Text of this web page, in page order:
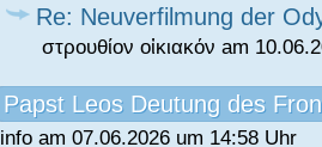
Re: Neuverfilmung der
στρουθίον οἰκιακόν am
Papst Leos Deutung des
info am 07.06.2026 um 14:58 Uhr